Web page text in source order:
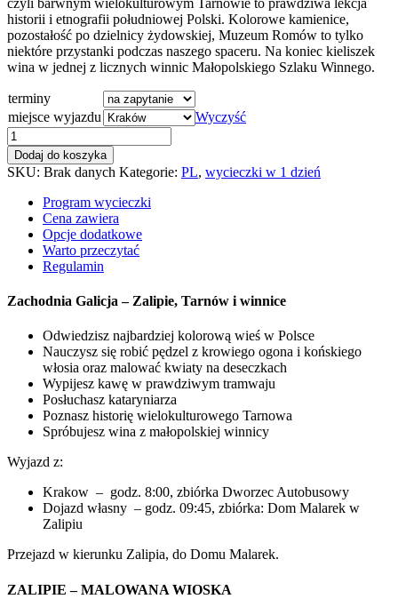
historii i etnografii południowej Polski. Kolorowe kamienice,
pozostałość po dzielnicy żydowskiej, Muzeum Romów to tylko
niektóre przystanki podczas naszego spaceru. Na koniec kieliszek
wina w jednej z licznych winnic Małopolskiego Szlaku Winnego.
terminy
miejsce wyjazdu
Wyczyść
ilość
Małopolska
-
Zalipie,
Tarnów
wino
Dodaj do koszyka
SKU: Brak danych Kategorie: PL, wycieczki w 1 dzień
Program wycieczki
Cena zawiera
Opcje dodatkowe
Warto przeczytać
Regulamin
Zachodnia Galicja – Zalipie, Tarnów i winnice
Odwiedzisz najbardziej kolorową wieś w Polsce
Nauczysz się robić pędzel z krowiego ogona i końskiego
włosia oraz malować kwiaty na deseczkach
Wypijesz kawę w prawdziwym tramwaju
Posłuchasz kataryniarza
Poznasz historię wielokulturowego Tarnowa
Spróbujesz wina z małopolskiej winnicy
Wyjazd z:
Krakow – godz. 8:00, zbiórka Dworzec Autobusowy
Dojazd własny – godz. 09:45, zbiórka: Dom Malarek w
Zalipiu
Przejazd w kierunku Zalipia, do Domu Malarek.
ZALIPIE – MALOWANA WIOSKA